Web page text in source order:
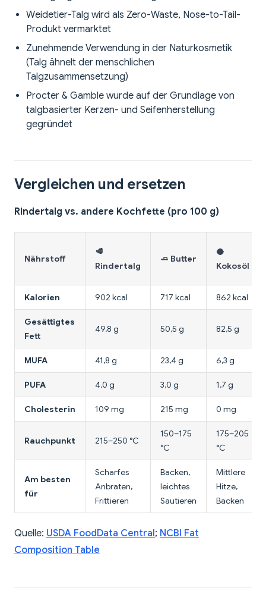
Weidetier-Talg wird als Zero-Waste, Nose-to-Tail-
Produkt vermarktet
Zunehmende Verwendung in der Naturkosmetik
(Talg ähnelt der menschlichen
Talgzusammensetzung)
Procter & Gamble wurde auf der Grundlage von
talgbasierter Kerzen- und Seifenherstellung
gegründet
Vergleichen und ersetzen
Rindertalg vs. andere Kochfette (pro 100 g)
Nährstoff
🥩
Rindertalg
🧈 Butter
🥥
Kokosöl
Kalorien 902 kcal 717 kcal 862 kcal
Gesättigtes
Fett
49,8 g 50,5 g 82,5 g
MUFA 41,8 g 23,4 g 6,3 g
PUFA 4,0 g 3,0 g 1,7 g
Cholesterin 109 mg 215 mg 0 mg
Rauchpunkt 215–250 °C
150–175
°C
175–205
°C
Am besten
für
Scharfes
Anbraten,
Frittieren
Backen,
leichtes
Sautieren
Mittlere
Hitze,
Backen
Quelle: USDA FoodData Central; NCBI Fat
Composition Table